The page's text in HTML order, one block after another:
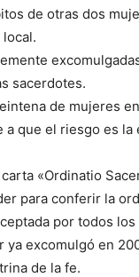
de otras dos
sacerdotes.
de mujeres
que el riesgo es la
«Ordinatio
para conferir la
por todos
ya excomulgó en
de la fe.